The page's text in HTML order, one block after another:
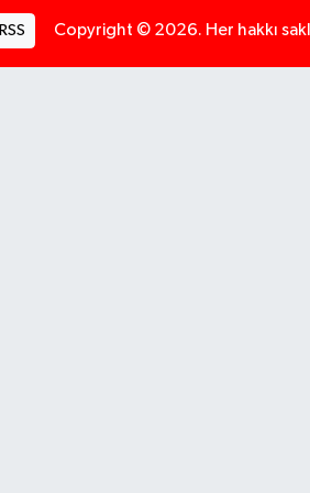
RSS Copyright © 2026. Her hakkı